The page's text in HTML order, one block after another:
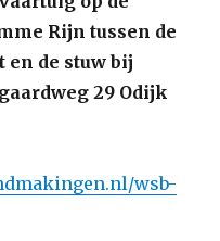
Rijn tussen de
de stuw bij
29 Odijk
wsb-